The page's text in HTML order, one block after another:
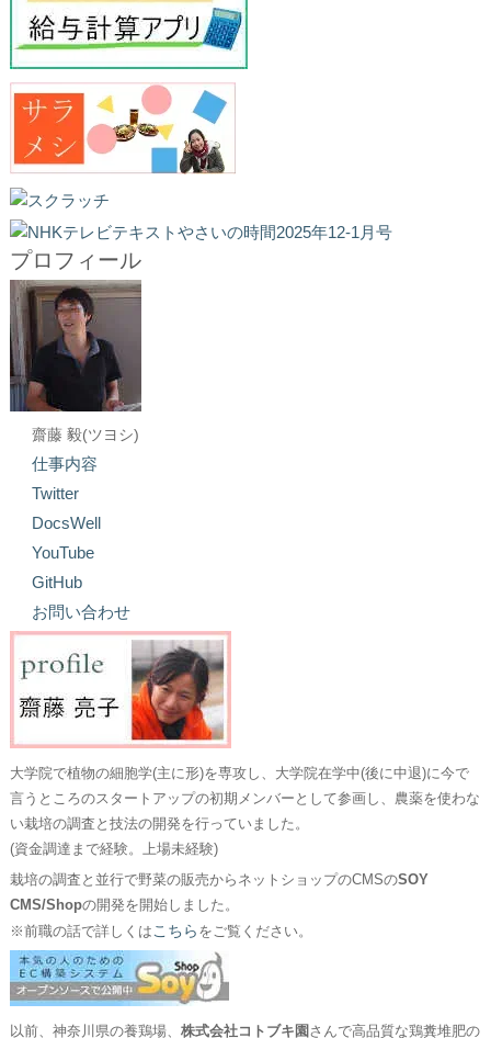
プロフィール
齋藤 毅(ツヨシ)
仕事内容
Twitter
DocsWell
YouTube
GitHub
お問い合わせ
大学院で植物の細胞学(主に形)を専攻し、大学院在学中(後に中退)に今で
言うところのスタートアップの初期メンバーとして参画し、農薬を使わな
い栽培の調査と技法の開発を行っていました。
(資金調達まで経験。上場未経験)
栽培の調査と並行で野菜の販売からネットショップのCMSのSOY
CMS/Shopの開発を開始しました。
※前職の話で詳しくはこちら をご覧ください。
以前、神奈川県の養鶏場、 株式会社コトブキ園 さんで高品質な鶏糞堆肥の